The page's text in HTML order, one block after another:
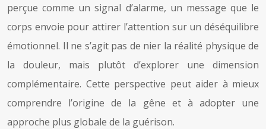
perçue comme un signal d’alarme, un message que le
corps envoie pour attirer l’attention sur un déséquilibre
émotionnel. Il ne s’agit pas de nier la réalité physique de
la douleur, mais plutôt d’explorer une dimension
complémentaire. Cette perspective peut aider à mieux
comprendre l’origine de la gêne et à adopter une
approche plus globale de la guérison.